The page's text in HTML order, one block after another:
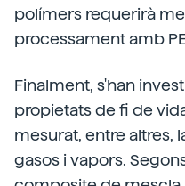
polímers requerirà
processament amb
Finalment, s'han
propietats de fi de
mesurat, entre altres,
gasos i vapors.